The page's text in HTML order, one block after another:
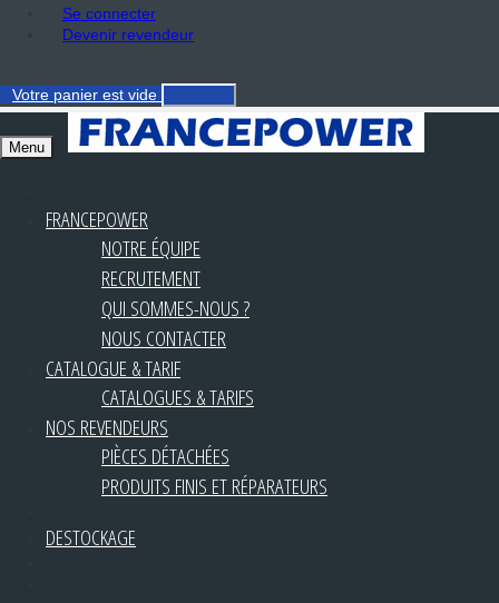
Se connecter
Devenir revendeur
Votre panier est vide
Menu
FRANCEPOWER
NOTRE ÉQUIPE
RECRUTEMENT
QUI SOMMES-NOUS ?
NOUS CONTACTER
CATALOGUE & TARIF
CATALOGUES & TARIFS
NOS REVENDEURS
PIÈCES DÉTACHÉES
PRODUITS FINIS ET RÉPARATEURS
DESTOCKAGE